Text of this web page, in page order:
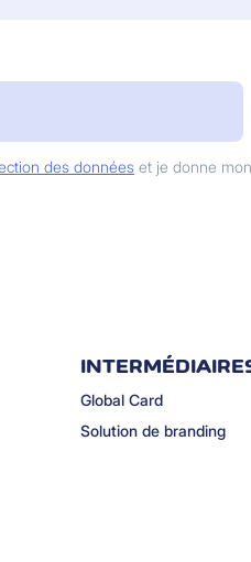
des données et je donne
Global Card
Solution de branding